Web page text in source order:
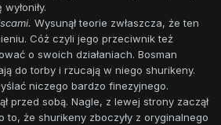
Wysunął teorie zwłaszcza, że ten
Cóż czyli jego przeciwnik też
o swoich działaniach. Bosman
do torby i rzucają w niego shurikeny.
niczego bardzo finezyjnego.
przed sobą. Nagle, z lewej strony zaczął
to, że shurikeny zboczyły z oryginalnego